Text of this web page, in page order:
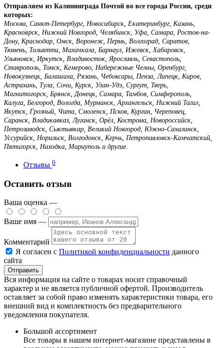
Отправляем из Калининграда Почтой во все города России, среди
которых:
Москва, Санкт-Петербург, Новосибирск, Екатеринбург, Казань,
Красноярск, Нижний Новгород, Челябинск, Уфа, Самара, Ростов-на-
Дону, Краснодар, Омск, Воронеж, Пермь, Волгоград, Саратов,
Тюмень, Тольятти, Махачкала, Барнаул, Ижевск, Хабаровск,
Ульяновск, Иркутск, Владивосток, Ярославль, Севастополь,
Ставрополь, Томск, Кемерово, Набережные Челны, Оренбург,
Новокузнецк, Балашиха, Рязань, Чебоксары, Пенза, Липецк, Киров,
Астрахань, Тула, Сочи, Курск, Улан-Удэ, Сургут, Тверь,
Магнитогорск, Брянск, Донецк, Самара, Тамбов, Симферополь,
Калуга, Белгород, Вологда, Мурманск, Архангельск, Нижний Тагил,
Якутск, Грозный, Чита, Смоленск, Псков, Курган, Череповец,
Саранск, Владикавказ, Луганск, Орёл, Кострома, Новороссийск,
Петрозаводск, Сыктывкар, Великий Новгород, Южно-Сахалинск,
Уссурийск, Норильск, Волгодонск, Керчь, Петропавловск-Камчатский,
Пятигорск, Находка, Мариуполь и другие.
Отзывы 0
Оставить отзыв
Ваша оценка —
Ваше имя —
Комментарий
Я согласен с Политикой конфиденциальности данного
сайта
Вся информация на сайте о товарах носит справочный
характер и не является публичной офертой. Производитель
оставляет за собой право изменять характеристики товара, его
внешний вид и комплектность без предварительного
уведомления покупателя.
Большой ассортимент
Все товары в нашем интернет-магазине представлены в